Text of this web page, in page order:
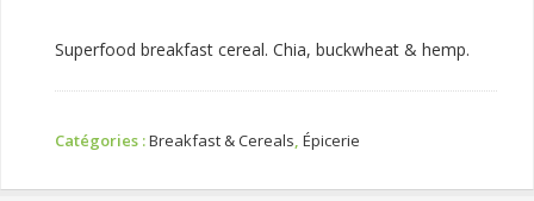
Superfood breakfast cereal. Chia, buckwheat & hemp.
Catégories :Breakfast & Cereals, Épicerie